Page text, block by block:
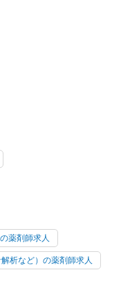
薬剤師求人
析など）の薬剤師求人